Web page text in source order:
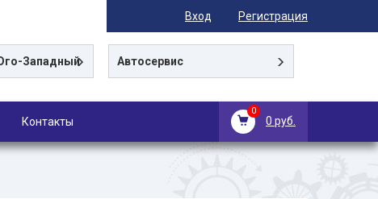
Вход Регистрация
Западный Автосервис
0
0 руб.
Контакты